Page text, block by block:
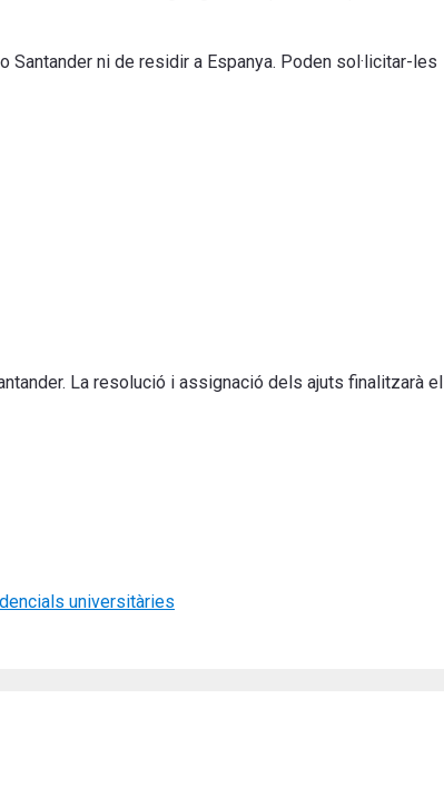
ni de residir a Espanya. Poden sol·licitar-les
La resolució i assignació dels ajuts finalitzarà el
universitàries